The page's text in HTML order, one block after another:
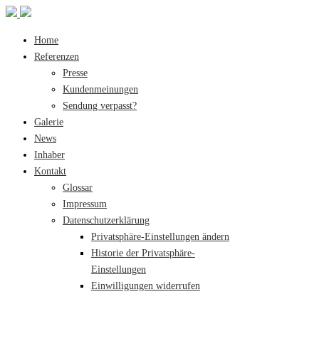
Home
Referenzen
Presse
Kundenmeinungen
Sendung verpasst?
Galerie
News
Inhaber
Kontakt
Glossar
Impressum
Datenschutzerklärung
Privatsphäre-Einstellungen ändern
Historie der Privatsphäre-
Einstellungen
Einwilligungen widerrufen